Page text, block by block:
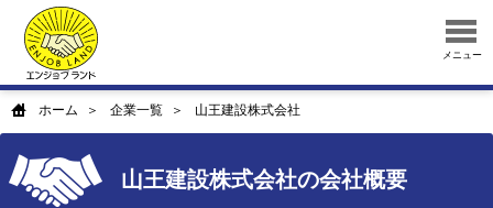
メニュー
ホーム 企業一覧 山王建設株式会社
山王建設株式会社の会社概要